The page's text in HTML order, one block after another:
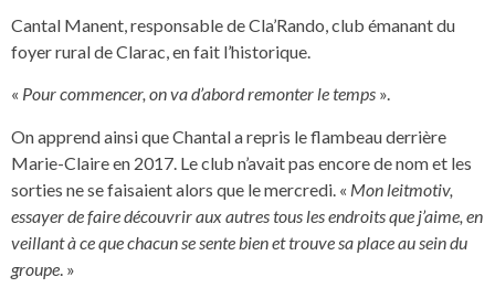
Cantal Manent, responsable de Cla’Rando, club émanant du
foyer rural de Clarac, en fait l’historique.
« Pour commencer, on va d’abord remonter le temps ».
On apprend ainsi que Chantal a repris le flambeau derrière
Marie-Claire en 2017. Le club n’avait pas encore de nom et les
sorties ne se faisaient alors que le mercredi. « Mon leitmotiv,
essayer de faire découvrir aux autres tous les endroits que j’aime, en
veillant à ce que chacun se sente bien et trouve sa place au sein du
groupe . »